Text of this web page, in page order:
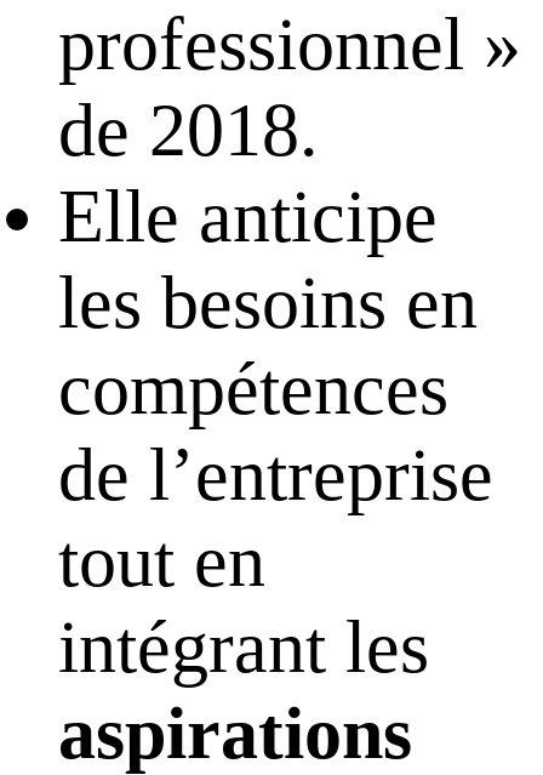
professionnel »
de 2018.
Elle anticipe
les besoins en
compétences
de l’entreprise
tout en
intégrant les
aspirations